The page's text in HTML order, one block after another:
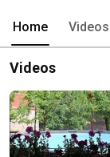
Home Videos
Videos